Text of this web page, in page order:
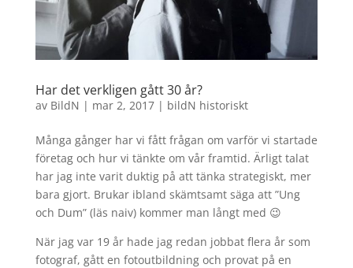
Har det verkligen gått 30 år?
av BildN | mar 2, 2017| bildN historiskt
Många gånger har vi fått frågan om varför vi startade
företag och hur vi tänkte om vår framtid. Ärligt talat
har jag inte varit duktig på att tänka strategiskt, mer
bara gjort. Brukar ibland skämtsamt säga att ”Ung
och Dum” (läs naiv) kommer man långt med 😉
När jag var 19 år hade jag redan jobbat flera år som
fotograf, gått en fotoutbildning och provat på en